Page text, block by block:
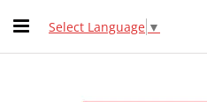
Select Language ▼